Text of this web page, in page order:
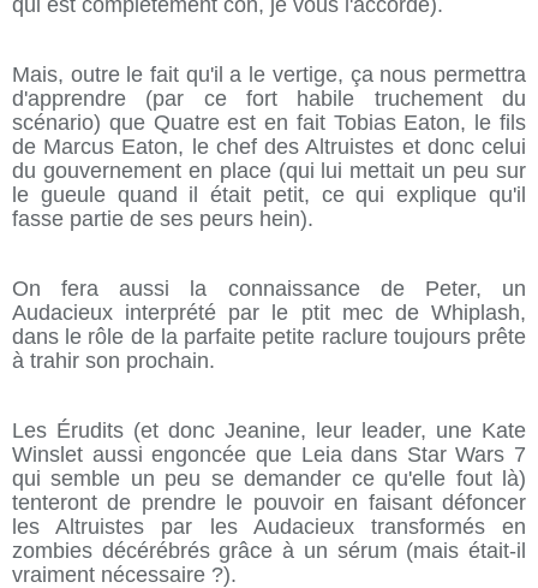
qui est complètement con, je vous l'accorde).
Mais, outre le fait qu'il a le vertige, ça nous permettra
d'apprendre (par ce fort habile truchement du
scénario) que Quatre est en fait Tobias Eaton, le fils
de Marcus Eaton, le chef des Altruistes et donc celui
du gouvernement en place (qui lui mettait un peu sur
le gueule quand il était petit, ce qui explique qu'il
fasse partie de ses peurs hein).
On fera aussi la connaissance de Peter, un
Audacieux interprété par le ptit mec de Whiplash,
dans le rôle de la parfaite petite raclure toujours prête
à trahir son prochain.
Les Érudits (et donc Jeanine, leur leader, une Kate
Winslet aussi engoncée que Leia dans Star Wars 7
qui semble un peu se demander ce qu'elle fout là)
tenteront de prendre le pouvoir en faisant défoncer
les Altruistes par les Audacieux transformés en
zombies décérébrés grâce à un sérum (mais était-il
vraiment nécessaire ?).